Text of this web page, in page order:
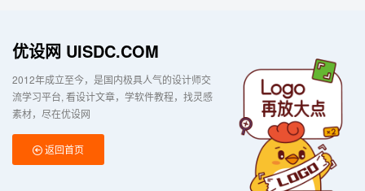
优设网 UISDC.COM
2012年成立至今，是国内极具人气的设计师交
流学习平台 看设计文章，学软件教程，找灵感
素材，尽在优设网
返回首页